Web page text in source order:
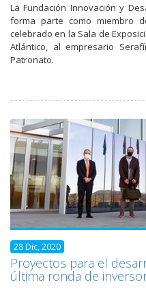
La Fundación Innovación y
forma parte como miembro
celebrado en la Sala de
Atlántico, al empresario
Patronato.
28 Dic, 2020
Proyectos para el
última ronda de